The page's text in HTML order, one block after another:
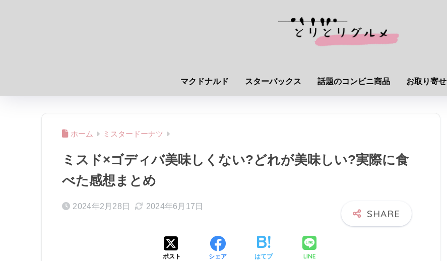
マクドナルド スターバックス 話題のコンビニ商品 お取り寄せ
ホーム ミスタードーナツ
ミスド×ゴディバ美味しくない?どれが美味しい?実際に食
べた感想まとめ
2024年2月28日 2024年6月17日
ポスト シェア はてブ LINE